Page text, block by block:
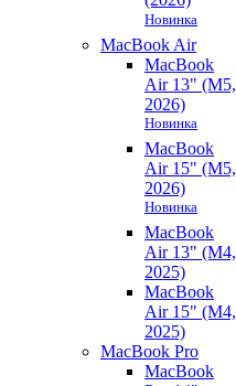
Новинка
MacBook Air
MacBook
Air 13" (M5,
2026)
Новинка
MacBook
Air 15" (M5,
2026)
Новинка
MacBook
Air 13" (M4,
2025)
MacBook
Air 15" (M4,
2025)
MacBook Pro
MacBook